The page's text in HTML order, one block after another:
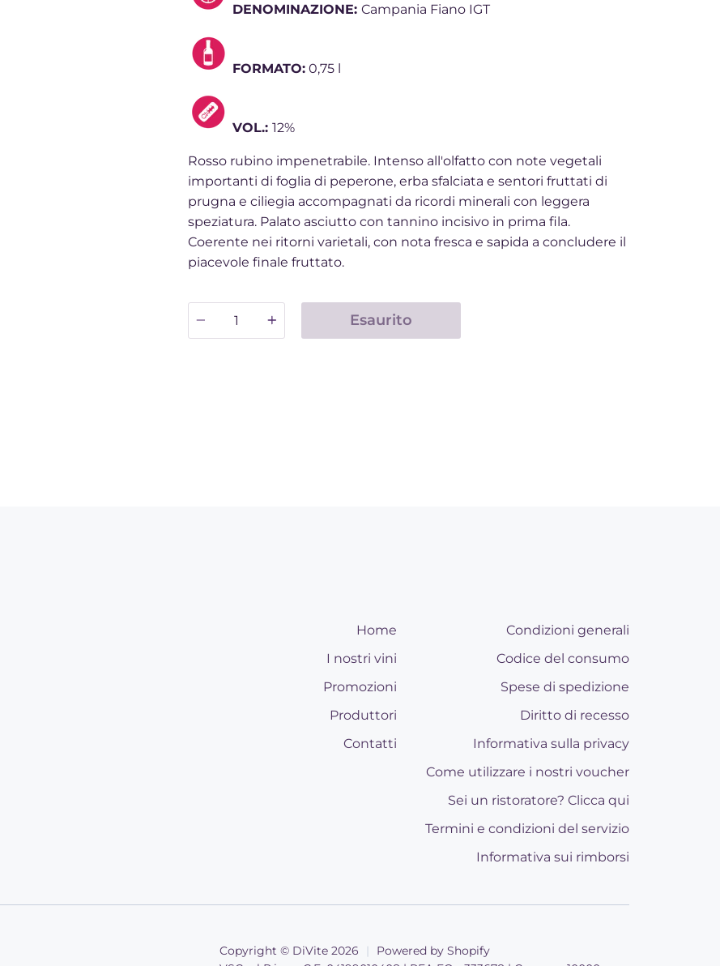
DENOMINAZIONE: Campania Fiano IGT
FORMATO: 0,75 l
VOL.: 12%
Rosso rubino impenetrabile. Intenso all'olfatto con note vegetali
importanti di foglia di peperone, erba sfalciata e sentori fruttati di
prugna e ciliegia accompagnati da ricordi minerali con leggera
speziatura. Palato asciutto con tannino incisivo in prima fila.
Coerente nei ritorni varietali, con nota fresca e sapida a concludere il
piacevole finale fruttato.
Quantità
Esaurito
Home
I nostri vini
Promozioni
Produttori
Contatti
Condizioni generali
Codice del consumo
Spese di spedizione
Diritto di recesso
Informativa sulla privacy
Come utilizzare i nostri voucher
Sei un ristoratore? Clicca qui
Termini e condizioni del servizio
Informativa sui rimborsi
Copyright © DiVite 2026 |
Powered by Shopify